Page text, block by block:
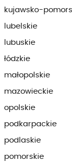
kujawsko-
lubelskie
lubuskie
łódzkie
małopolskie
mazowieckie
opolskie
podkarpackie
podlaskie
pomorskie